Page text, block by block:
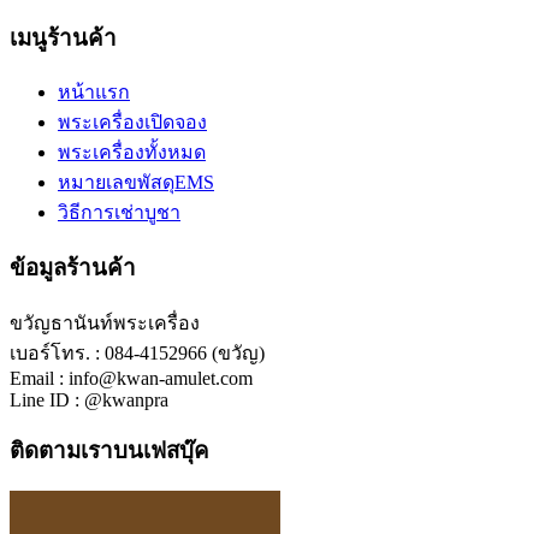
เมนูร้านค้า
หน้าแรก
พระเครื่องเปิดจอง
พระเครื่องทั้งหมด
หมายเลขพัสดุEMS
วิธีการเช่าบูชา
ข้อมูลร้านค้า
ขวัญธานันท์พระเครื่อง
เบอร์โทร. : 084-4152966 (ขวัญ)
Email : info@kwan-amulet.com
Line ID : @kwanpra
ติดตามเราบนเฟสบุ๊ค